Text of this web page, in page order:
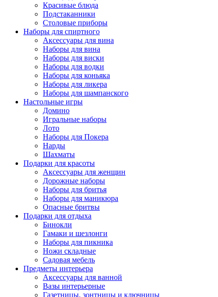
Красивые блюда
Подстаканники
Столовые приборы
Наборы для спиртного
Аксессуары для вина
Наборы для вина
Наборы для виски
Наборы для водки
Наборы для коньяка
Наборы для ликера
Наборы для шампанского
Настольные игры
Домино
Игральные наборы
Лото
Наборы для Покера
Нарды
Шахматы
Подарки для красоты
Аксессуары для женщин
Дорожные наборы
Наборы для бритья
Наборы для маникюра
Опасные бритвы
Подарки для отдыха
Бинокли
Гамаки и шезлонги
Наборы для пикника
Ножи складные
Садовая мебель
Предметы интерьера
Аксессуары для ванной
Вазы интерьерные
Газетницы, зонтницы и ключницы